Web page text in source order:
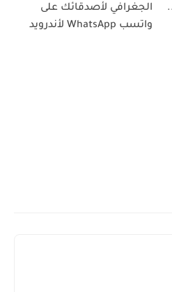
الجغرافي لأصدقائك على
واتسب WhatsApp لأندرويد